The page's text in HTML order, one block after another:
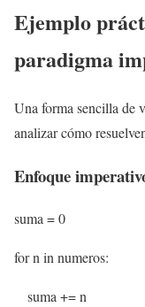
Ejemplo
paradigma
Una forma sencilla de
analizar cómo
Enfoque
suma = 0
for n in numeros:
suma += n